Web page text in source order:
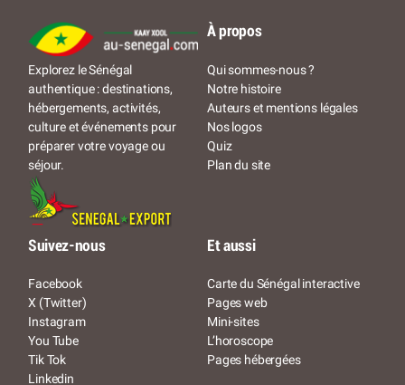
Explorez le Sénégal
authentique : destinations,
hébergements, activités,
culture et événements pour
préparer votre voyage ou
séjour.
À propos
Qui sommes-nous ?
Notre histoire
Auteurs et mentions légales
Nos logos
Quiz
Plan du site
Suivez-nous
Facebook
X (Twitter)
Instagram
You Tube
Tik Tok
Linkedin
Et aussi
Carte du Sénégal interactive
Pages web
Mini-sites
L’horoscope
Pages hébergées